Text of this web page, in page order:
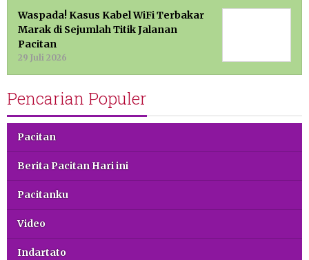
Waspada! Kasus Kabel WiFi Terbakar
Marak di Sejumlah Titik Jalanan
Pacitan
29 Juli 2026
Pencarian Populer
Pacitan
Berita Pacitan Hari ini
Pacitanku
Video
Indartato